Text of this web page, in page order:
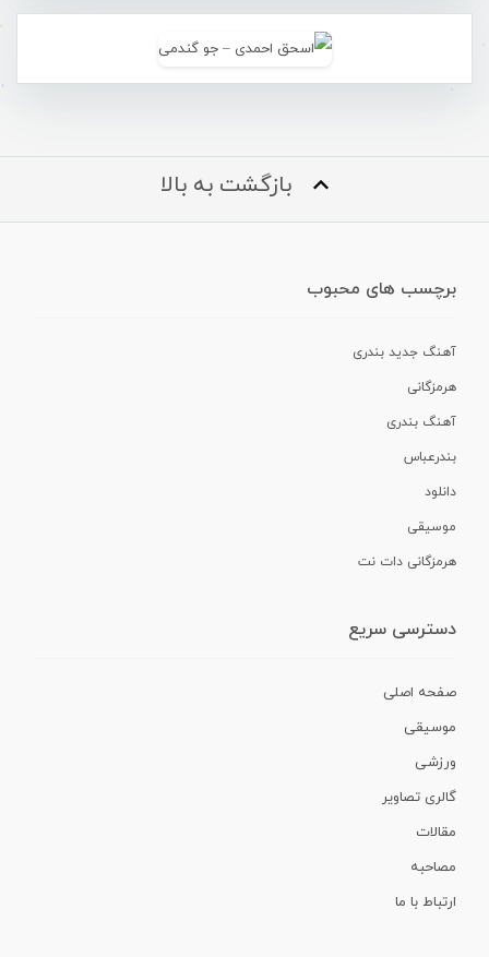
بازگشت به بالا
برچسب های محبوب
آهنگ جدید بندری
هرمزگانی
آهنگ بندری
بندرعباس
دانلود
موسیقی
هرمزگانی دات نت
دسترسی سریع
صفحه اصلی
موسیقی
ورزشی
گالری تصاویر
مقالات
مصاحبه
ارتباط با ما